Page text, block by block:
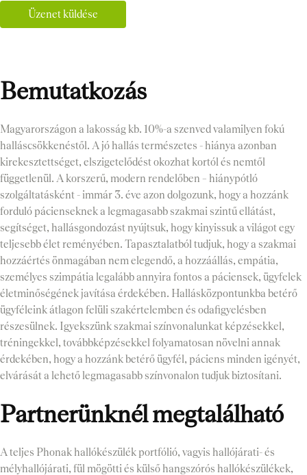
Üzenet küldése
Bemutatkozás
Magyarországon a lakosság kb. 10%-a szenved valamilyen fokú
halláscsökkenéstől. A jó hallás természetes - hiánya azonban
kirekesztettséget, elszigetelődést okozhat kortól és nemtől
függetlenül. A korszerű, modern rendelőben – hiánypótló
szolgáltatásként - immár 3. éve azon dolgozunk, hogy a hozzánk
forduló pácienseknek a legmagasabb szakmai szintű ellátást,
segítséget, hallásgondozást nyújtsuk, hogy kinyissuk a világot egy
teljesebb élet reményében. Tapasztalatból tudjuk, hogy a szakmai
hozzáértés önmagában nem elegendő, a hozzáállás, empátia,
személyes szimpátia legalább annyira fontos a páciensek, ügyfelek
életminőségének javítása érdekében. Hallásközpontunkba betérő
ügyféleink átlagon felüli szakértelemben és odafigyelésben
részesülnek. Igyekszünk szakmai színvonalunkat képzésekkel,
tréningekkel, továbbképzésekkel folyamatosan növelni annak
érdekében, hogy a hozzánk betérő ügyfél, páciens minden igényét,
elvárását a lehető legmagasabb színvonalon tudjuk biztosítani.
Partnerünknél megtalálható
A teljes Phonak hallókészülék portfólió, vagyis hallójárati- és
mélyhallójárati, fül mögötti és külső hangszórós hallókészülékek,